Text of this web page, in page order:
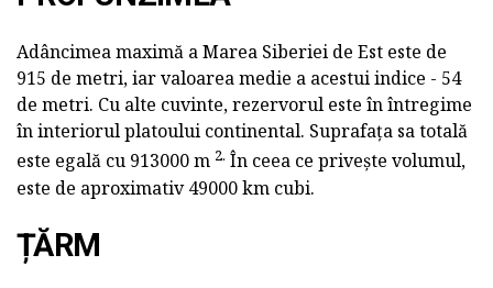
Adâncimea maximă a Marea Siberiei de Est este de
915 de metri, iar valoarea medie a acestui indice - 54
de metri. Cu alte cuvinte, rezervorul este în întregime
în interiorul platoului continental. Suprafața sa totală
este egală cu 913000 m 2. În ceea ce privește volumul,
este de aproximativ 49000 km cubi.
ȚĂRM